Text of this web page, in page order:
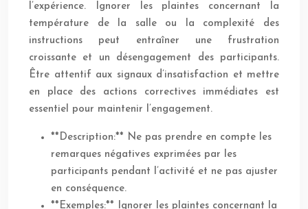
l’expérience. Ignorer les plaintes concernant la
température de la salle ou la complexité des
instructions peut entraîner une frustration
croissante et un désengagement des participants.
Être attentif aux signaux d’insatisfaction et mettre
en place des actions correctives immédiates est
essentiel pour maintenir l’engagement.
**Description:** Ne pas prendre en compte les
remarques négatives exprimées par les
participants pendant l’activité et ne pas ajuster
en conséquence.
**Exemples:** Ignorer les plaintes concernant la